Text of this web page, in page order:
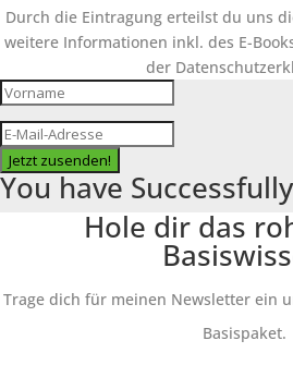
Durch die Eintragung erteilst du uns
weitere Informationen inkl. des E-
der
Jetzt zusenden!
You have
Hole dir das
Trage dich für meinen Newsletter ein
Basispaket.